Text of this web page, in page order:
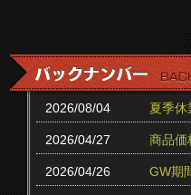
2026/08/04 夏季
2026/04/27 商品価
2026/04/26 GW期